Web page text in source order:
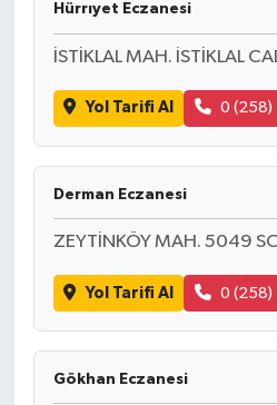
Hürrıyet Eczanesi
İSTİKLAL MAH. İSTİKLAL
Yol Tarifi Al 0 (258)
Derman Eczanesi
ZEYTİNKÖY MAH. 5049
Yol Tarifi Al 0 (258)
Gökhan Eczanesi